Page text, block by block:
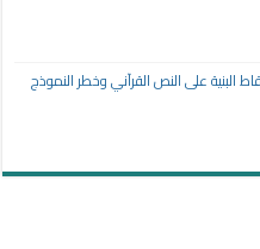
البنية على النص القرآني وخطر النموذج